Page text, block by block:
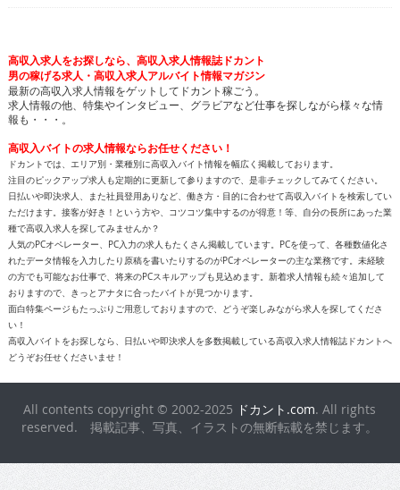
高収入求人をお探しなら、高収入求人情報誌ドカント
男の稼げる求人・高収入求人アルバイト情報マガジン
最新の高収入求人情報をゲットしてドカント稼ごう。
求人情報の他、特集やインタビュー、グラビアなど仕事を探しながら様々な情
報も・・・。
高収入バイトの求人情報ならお任せください！
ドカントでは、エリア別・業種別に高収入バイト情報を幅広く掲載しております。
注目のピックアップ求人も定期的に更新して参りますので、是非チェックしてみてください。
日払いや即決求人、また社員登用ありなど、働き方・目的に合わせて高収入バイトを検索してい
ただけます。接客が好き！という方や、コツコツ集中するのが得意！等、自分の長所にあった業
種で高収入求人を探してみませんか？
人気のPCオペレーター、PC入力の求人もたくさん掲載しています。PCを使って、各種数値化さ
れたデータ情報を入力したり原稿を書いたりするのがPCオペレーターの主な業務です。未経験
の方でも可能なお仕事で、将来のPCスキルアップも見込めます。新着求人情報も続々追加して
おりますので、きっとアナタに合ったバイトが見つかります。
面白特集ページもたっぷりご用意しておりますので、どうぞ楽しみながら求人を探してくださ
い！
高収入バイトをお探しなら、日払いや即決求人を多数掲載している高収入求人情報誌ドカントへ
どうぞお任せくださいませ！
All contents copyright © 2002-2025 ドカント.com. All rights
reserved. 掲載記事、写真、イラストの無断転載を禁じます。